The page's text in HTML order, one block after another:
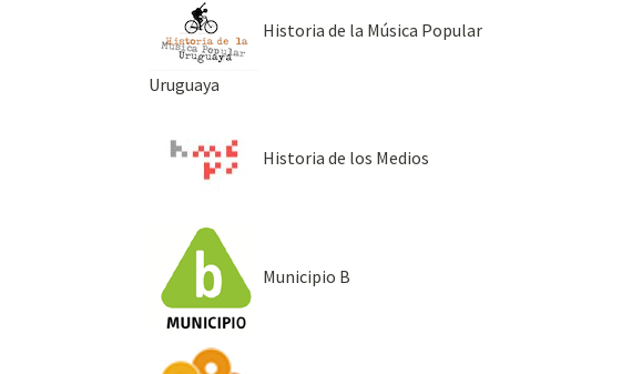
Historia de la Música Popular
Uruguaya
Historia de los Medios
Municipio B